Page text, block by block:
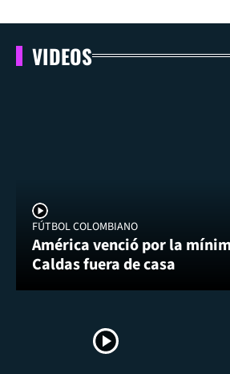
VIDEOS
FÚTBOL COLOMBIANO
América venció por la
Caldas fuera de casa